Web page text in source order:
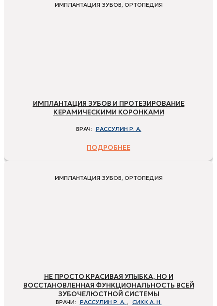
ИМПЛАНТАЦИЯ ЗУБОВ, ОРТОПЕДИЯ
ИМПЛАНТАЦИЯ ЗУБОВ И ПРОТЕЗИРОВАНИЕ
КЕРАМИЧЕСКИМИ КОРОНКАМИ
ВРАЧ: РАССУЛИН Р. А.
ПОДРОБНЕЕ
ИМПЛАНТАЦИЯ ЗУБОВ, ОРТОПЕДИЯ
НЕ ПРОСТО КРАСИВАЯ УЛЫБКА, НО И
ВОССТАНОВЛЕННАЯ ФУНКЦИОНАЛЬНОСТЬ ВСЕЙ
ЗУБОЧЕЛЮСТНОЙ СИСТЕМЫ
ВРАЧИ: РАССУЛИН Р. А. , СИКК А. Н.